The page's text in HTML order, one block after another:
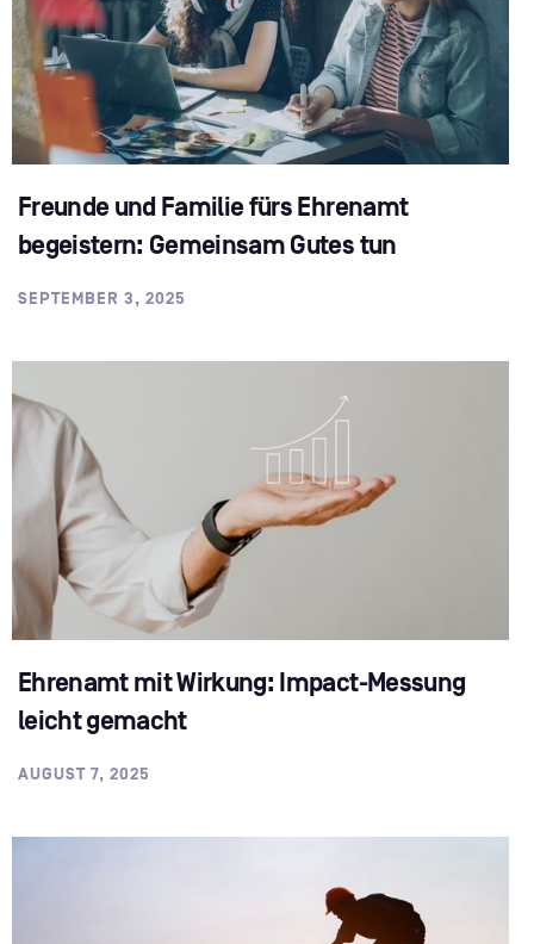
Freunde und Familie fürs Ehrenamt
begeistern: Gemeinsam Gutes tun
SEPTEMBER 3, 2025
Ehrenamt mit Wirkung: Impact-Messung
leicht gemacht
AUGUST 7, 2025